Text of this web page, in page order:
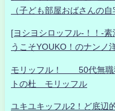
（子ども部屋おばさんの
[ヨシヨシロッフル-！！-
うこそYOUKO！のナンノ
モリッフル！ 50代無職
トの杜 モリッフル
ユキユキッフル2！ど底辺